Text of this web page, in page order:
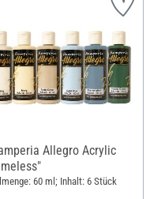
Allegro Acrylic
60 ml; Inhalt: 6 Stück